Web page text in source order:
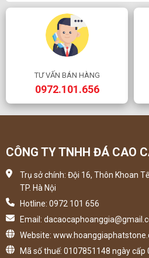
TƯ VẤN BÁN HÀNG
0972.101.656
CÔNG TY TNHH ĐÁ CAO
Trụ sở chính: Đội 16, Thôn Khoan
TP. Hà Nội
Hotline: 0972 101 656
Email:
Website:
Mã số thuế: 0107851148 ngày